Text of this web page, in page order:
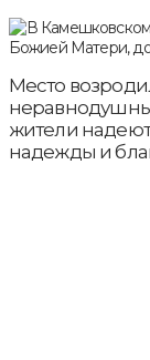
Место
жители
надежды и